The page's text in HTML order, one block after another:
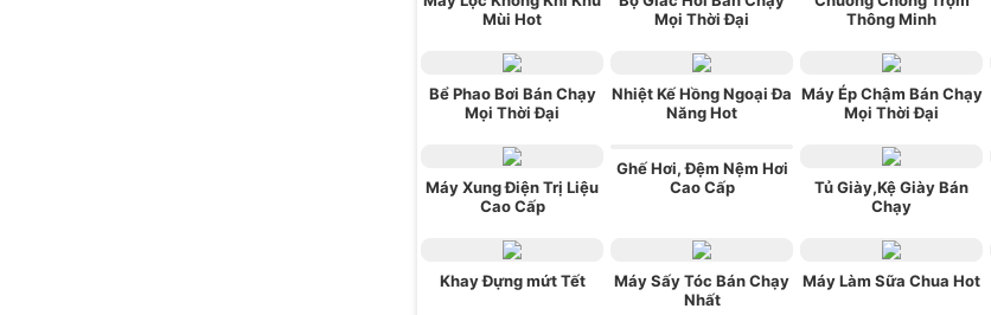
Mùi Hot
Mọi Thời Đại
Thông Minh
Bể Phao Bơi Bán Chạy
Mọi Thời Đại
Nhiệt Kế Hồng Ngoại Đa
Năng Hot
Máy Ép Chậm Bán Chạy
Mọi Thời Đại
Máy Xung Điện Trị Liệu
Cao Cấp
Ghế Hơi, Đệm Nệm Hơi
Cao Cấp
Tủ Giày,Kệ Giày Bán
Chạy
Khay Đựng mứt Tết
Máy Sấy Tóc Bán Chạy
Nhất
Máy Làm Sữa Chua Hot